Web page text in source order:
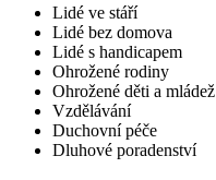
Lidé ve stáří
Lidé bez domova
Lidé s handicapem
Ohrožené rodiny
Ohrožené děti a mládež
Vzdělávání
Duchovní péče
Dluhové poradenství